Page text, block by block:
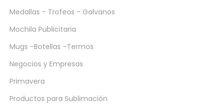
Medallas - Trofeos - Galvanos
Mochila Publicitaria
Mugs -Botellas -Termos
Negocios y Empresas
Primavera
Productos para Sublimación